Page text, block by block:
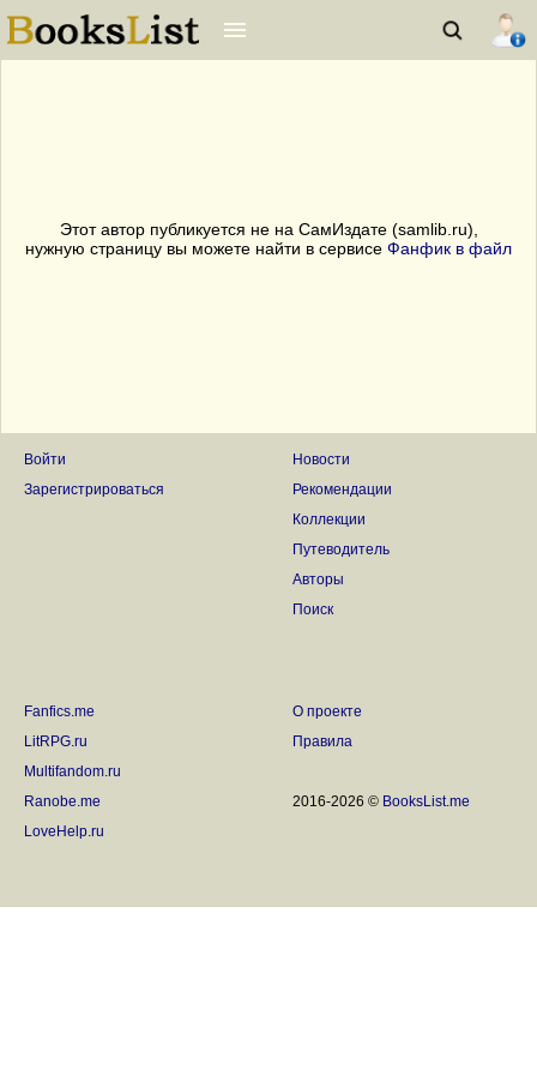
Этот автор публикуется не на СамИздате (samlib.ru),
нужную страницу вы можете найти в сервисе Фанфик в файл
Войти
Зарегистрироваться
Новости
Рекомендации
Коллекции
Путеводитель
Авторы
Поиск
Fanfics.me
LitRPG.ru
Multifandom.ru
Ranobe.me
LoveHelp.ru
О проекте
Правила
2016-2026 © BooksList.me